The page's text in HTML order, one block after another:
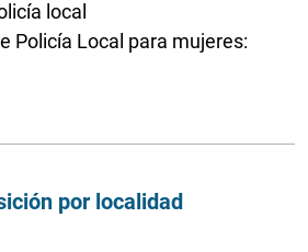
local
Policía Local para mujeres:
por localidad